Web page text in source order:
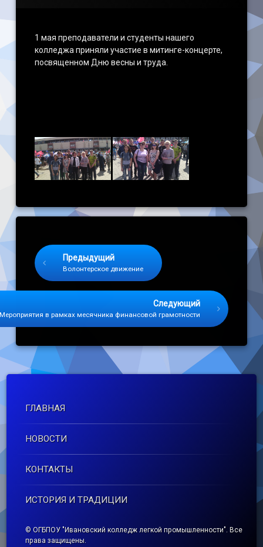
1 мая преподаватели и студенты нашего
колледжа приняли участие в митинге-концерте,
посвященном Дню весны и труда.
Предыдущий
Волонтерское движение
Следующий
в рамках месячника финансовой грамотности
ГЛАВНАЯ
НОВОСТИ
КОНТАКТЫ
ИСТОРИЯ И ТРАДИЦИИ
© ОГБПОУ "Ивановский колледж легкой промышленности". Все
права защищены.